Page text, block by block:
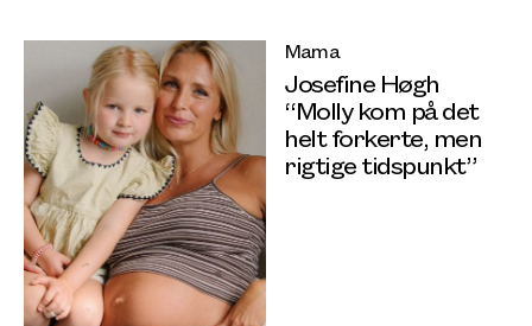
Mama
Josefine Høgh
“Molly kom på det
helt forkerte, men
rigtige tidspunkt”